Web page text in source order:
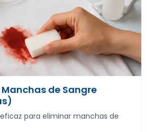
de Sangre
para eliminar manchas de